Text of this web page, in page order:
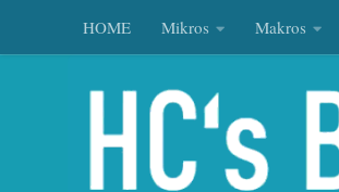
Zum Inhalt springen
HOME Mikros Makros